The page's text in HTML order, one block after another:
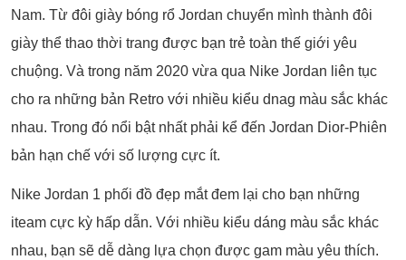
Nam. Từ đôi giày bóng rổ Jordan chuyển mình thành đôi
giày thể thao thời trang được bạn trẻ toàn thế giới yêu
chuộng. Và trong năm 2020 vừa qua Nike Jordan liên tục
cho ra những bản Retro với nhiều kiểu dnag màu sắc khác
nhau. Trong đó nổi bật nhất phải kể đến Jordan Dior-Phiên
bản hạn chế với số lượng cực ít.
Nike Jordan 1 phối đồ đẹp mắt đem lại cho bạn những
iteam cực kỳ hấp dẫn. Với nhiều kiểu dáng màu sắc khác
nhau, bạn sẽ dễ dàng lựa chọn được gam màu yêu thích.